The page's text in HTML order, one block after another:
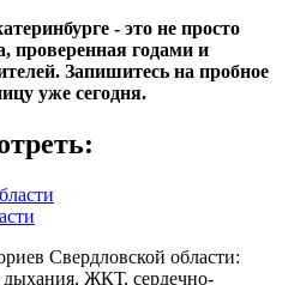
- это не просто
проверенная годами и
Запишитесь на пробное
уже сегодня.
Свердловской области:
дыхания, ЖКТ, сердечно-